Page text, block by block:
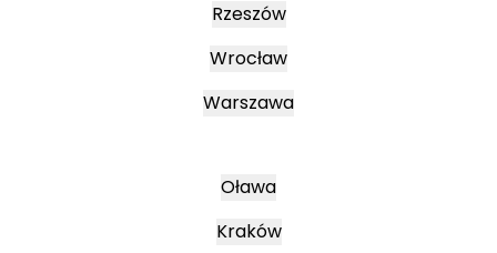
Rzeszów
Wrocław
Warszawa
Oława
Kraków